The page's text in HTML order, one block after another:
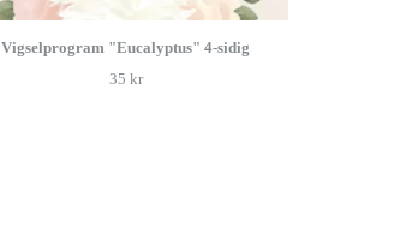
Vigselprogram "Eucalyptus" 4-sidig
35 kr